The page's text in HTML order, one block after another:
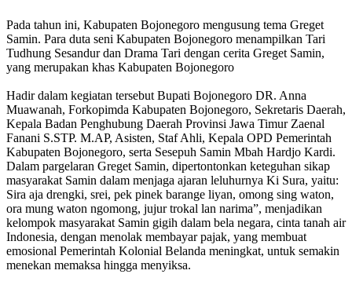
Pada tahun ini, Kabupaten Bojonegoro mengusung tema Greget
Samin. Para duta seni Kabupaten Bojonegoro menampilkan Tari
Tudhung Sesandur dan Drama Tari dengan cerita Greget Samin,
yang merupakan khas Kabupaten Bojonegoro
Hadir dalam kegiatan tersebut Bupati Bojonegoro DR. Anna
Muawanah, Forkopimda Kabupaten Bojonegoro, Sekretaris Daerah,
Kepala Badan Penghubung Daerah Provinsi Jawa Timur Zaenal
Fanani S.STP. M.AP, Asisten, Staf Ahli, Kepala OPD Pemerintah
Kabupaten Bojonegoro, serta Sesepuh Samin Mbah Hardjo Kardi.
Dalam pargelaran Greget Samin, dipertontonkan keteguhan sikap
masyarakat Samin dalam menjaga ajaran leluhurnya Ki Sura, yaitu:
Sira aja drengki, srei, pek pinek barange liyan, omong sing waton,
ora mung waton ngomong, jujur trokal lan narima”, menjadikan
kelompok masyarakat Samin gigih dalam bela negara, cinta tanah air
Indonesia, dengan menolak membayar pajak, yang membuat
emosional Pemerintah Kolonial Belanda meningkat, untuk semakin
menekan memaksa hingga menyiksa.